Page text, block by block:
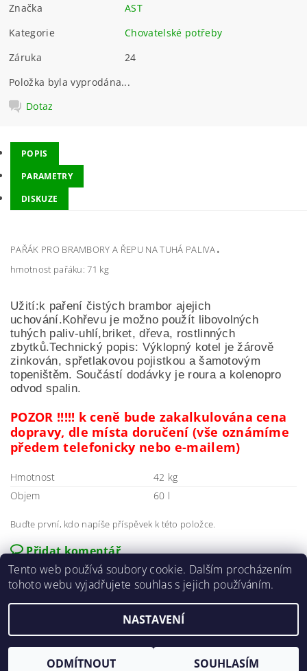
Značka
AST
Kategorie
Chovatelské potřeby
Záruka
24
Položka byla vyprodána...
Dotaz
POPIS
PARAMETRY
DISKUZE
PAŘÁK PRO BRAMBORY A ŘEPU NA TUHÁ PALIVA.
hmotnost pařáku: 71 kg
Užití:k paření čistých brambor ajejich
uchování.Kohřevu je možno použít libovolných
tuhých paliv-uhlí,briket, dřeva, rostlinných
zbytků.Technický popis: Výklopný kotel je žárově
zinkován, spřetlakovou pojistkou ašamotovým
topeništěm. Součástí dodávky je roura a kolenopro
odvod spalin.
POZOR !!!!! k ceně bude zakalkulována cena
dopravy, dle místa doručení (vše oznámíme
předem telefonicky nebo e-mailem)
Hmotnost
42 kg
Objem
60 l
Buďte první, kdo napíše příspěvek k této položce.
Přidat komentář
2026 ©E-agro.cz, všechna práva vyhrazena
Tento web používá soubory cookie. Dalším procházením
tohoto webu vyjadřujete souhlas s jejich používáním.
NASTAVENÍ
ODMÍTNOUT SOUHLASÍM